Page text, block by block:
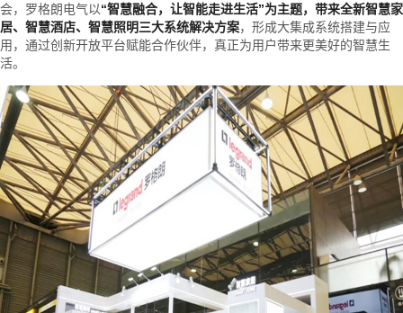
会，罗格朗电气以“智慧融合，让智能走进生活”为主题，带来全新智慧家
居、智慧酒店、智慧照明三大系统解决方案，形成大集成系统搭建与应
用，通过创新开放平台赋能合作伙伴，真正为用户带来更美好的智慧生
活。